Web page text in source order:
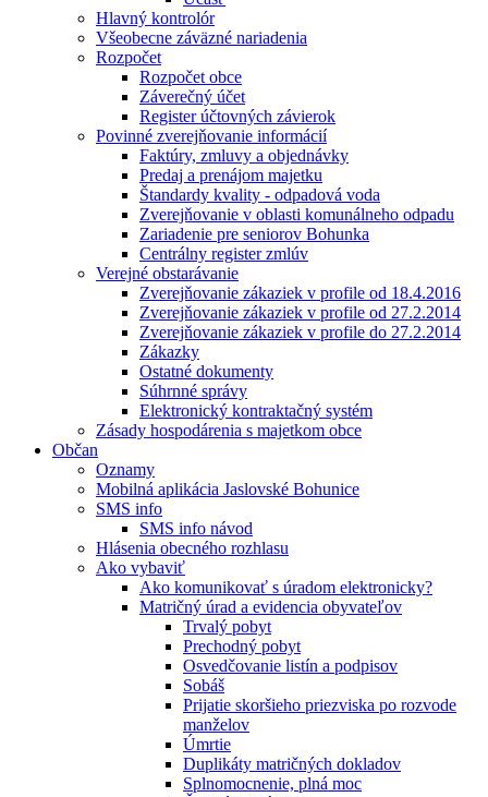
Hlavný kontrolór
Všeobecne záväzné nariadenia
Rozpočet
Rozpočet obce
Záverečný účet
Register účtovných závierok
Povinné zverejňovanie informácií
Faktúry, zmluvy a objednávky
Predaj a prenájom majetku
Štandardy kvality - odpadová voda
Zverejňovanie v oblasti komunálneho odpadu
Zariadenie pre seniorov Bohunka
Centrálny register zmlúv
Verejné obstarávanie
Zverejňovanie zákaziek v profile od 18.4.2016
Zverejňovanie zákaziek v profile od 27.2.2014
Zverejňovanie zákaziek v profile do 27.2.2014
Zákazky
Ostatné dokumenty
Súhrnné správy
Elektronický kontraktačný systém
Zásady hospodárenia s majetkom obce
Občan
Oznamy
Mobilná aplikácia Jaslovské Bohunice
SMS info
SMS info návod
Hlásenia obecného rozhlasu
Ako vybaviť
Ako komunikovať s úradom elektronicky?
Matričný úrad a evidencia obyvateľov
Trvalý pobyt
Prechodný pobyt
Osvedčovanie listín a podpisov
Sobáš
Prijatie skoršieho priezviska po rozvode
manželov
Úmrtie
Duplikáty matričných dokladov
Splnomocnenie, plná moc